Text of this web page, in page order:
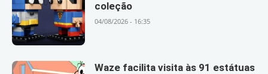
coleção
04/08/2026 - 16:35
Waze facilita visita às 91 estátuas